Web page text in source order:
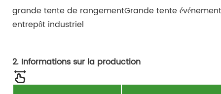
grande tente de rangementGrande tente
entrepôt industriel
2. Informations sur la production